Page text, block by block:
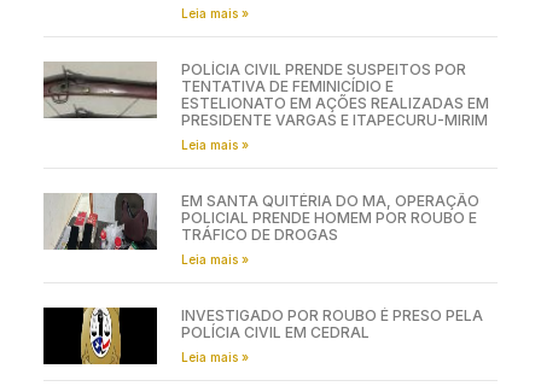
Leia mais »
POLÍCIA CIVIL PRENDE SUSPEITOS POR
TENTATIVA DE FEMINICÍDIO E
ESTELIONATO EM AÇÕES REALIZADAS EM
PRESIDENTE VARGAS E ITAPECURU-MIRIM
Leia mais »
EM SANTA QUITÉRIA DO MA, OPERAÇÃO
POLICIAL PRENDE HOMEM POR ROUBO E
TRÁFICO DE DROGAS
Leia mais »
INVESTIGADO POR ROUBO É PRESO PELA
POLÍCIA CIVIL EM CEDRAL
Leia mais »